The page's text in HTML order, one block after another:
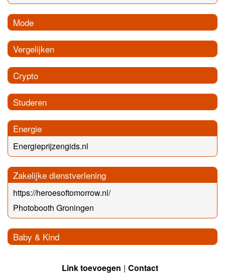
Mode
Vergelijken
Crypto
Studeren
Energie
Energieprijzengids.nl
Zakelijke dienstverlening
https://heroesoftomorrow.nl/
Photobooth Groningen
Baby & Kind
Link toevoegen Contact